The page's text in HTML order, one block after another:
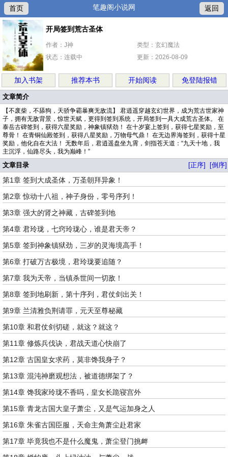
首页 笔趣阁小说网 返回
开局签到荒古圣体
作者：J神
类型：玄幻魔法
状态：连载中
更新：2026-08-09
加入书架 推荐本书 开始阅读 免登陆报错
文章简介
【不废柴，不舔狗，天骄争霸暴爽无敌流】 君逍遥穿越玄幻世界，成为荒古世家神
子，拥有无敌背景，惊世天赋，更得到签到系统，开局签到一具大成荒古圣体。 在
泰岳古碑签到，获得六星奖励，神象镇狱劲！ 在十岁宴上签到，获得七星奖励，至
尊骨！ 在青铜仙殿签到，获得八星奖励，万物母气鼎！ 在无边界海签到，获得十星
奖励，他化自在大法！ 无数年后，君逍遥盘坐九霄，剑指苍天道：“九天十地，我
主沉浮，仙路尽头，我为巅峰！”
文章目录 [正序] [倒序]
第1章 签到大成圣体，万圣朝拜异象！
第2章 惊动十八祖，神子身份，零号序列！
第3章 强大的肾之神藏，古碑签到地
第4章 君玲珑，七窍玲珑心，谁是君天帝？
第5章 签到神象镇狱劲，三岁的灵海境高手！
第6章 打破万古极境，君玲珑要追随？
第7章 我为天帝，当镇杀世间一切敌！
第8章 签到地刷新，第十序列，君仗剑出关！
第9章 兰清雅负荆请罪，元天至尊秘藏
第10章 和君仗剑切磋，就这？就这？
第11章 修炼兵伐诀，君战天道心快崩了
第12章 古国皇女求药，莫非馋我身子？
第13章 混沌神磨观想法，被道德绑架了？
第14章 馋我家玲珑不香吗，皇女长跪寝宫外
第15章 青龙古国大皇子萧尘，又是气运加身之人
第16章 朱雀古国臣服，天命主角萧尘赴君家
第17章 毕竟我也不是什么魔鬼，萧尘登门挑衅